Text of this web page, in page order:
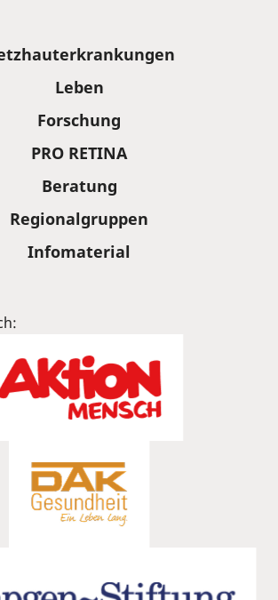
Leben
Forschung
PRO RETINA
Beratung
Regionalgruppen
Infomaterial